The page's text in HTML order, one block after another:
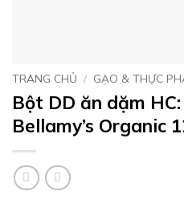
TRANG CHỦ / GẠO & THỰC
Bột DD ăn dặm
Bellamy’s Organic